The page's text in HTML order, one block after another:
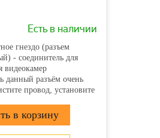
Есть в наличии
гнездо (разъем
- соединитель для
видеокамер
данный разъём очень
провод, установите
надёжно
проводник и обеспечит
Монтаж